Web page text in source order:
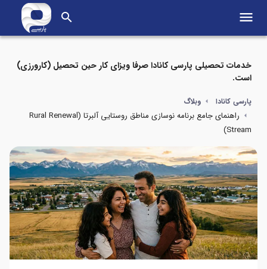
search menu
خدمات تحصیلی پارسی کانادا صرفا ویزای کار حین تحصیل (کارورزی)
است.
پارسی کانادا وبلاگ
راهنمای جامع برنامه نوسازی مناطق روستایی آلبرتا (Rural Renewal
Stream)